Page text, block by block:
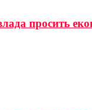
просить